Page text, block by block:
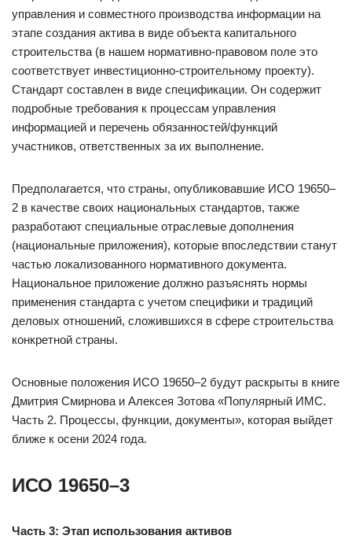
управления и совместного производства информации на
этапе создания актива в виде объекта капитального
строительства (в нашем нормативно-правовом поле это
соответствует инвестиционно-строительному проекту).
Стандарт составлен в виде спецификации. Он содержит
подробные требования к процессам управления
информацией и перечень обязанностей/функций
участников, ответственных за их выполнение.
Предполагается, что страны, опубликовавшие ИСО 19650–
2 в качестве своих национальных стандартов, также
разработают специальные отраслевые дополнения
(национальные приложения), которые впоследствии станут
частью локализованного нормативного документа.
Национальное приложение должно разъяснять нормы
применения стандарта с учетом специфики и традиций
деловых отношений, сложившихся в сфере строительства
конкретной страны.
Основные положения ИСО 19650–2 будут раскрыты в книге
Дмитрия Смирнова и Алексея Зотова «Популярный ИМС.
Часть 2. Процессы, функции, документы», которая выйдет
ближе к осени 2024 года.
ИСО 19650–3
Часть 3: Этап использования активов